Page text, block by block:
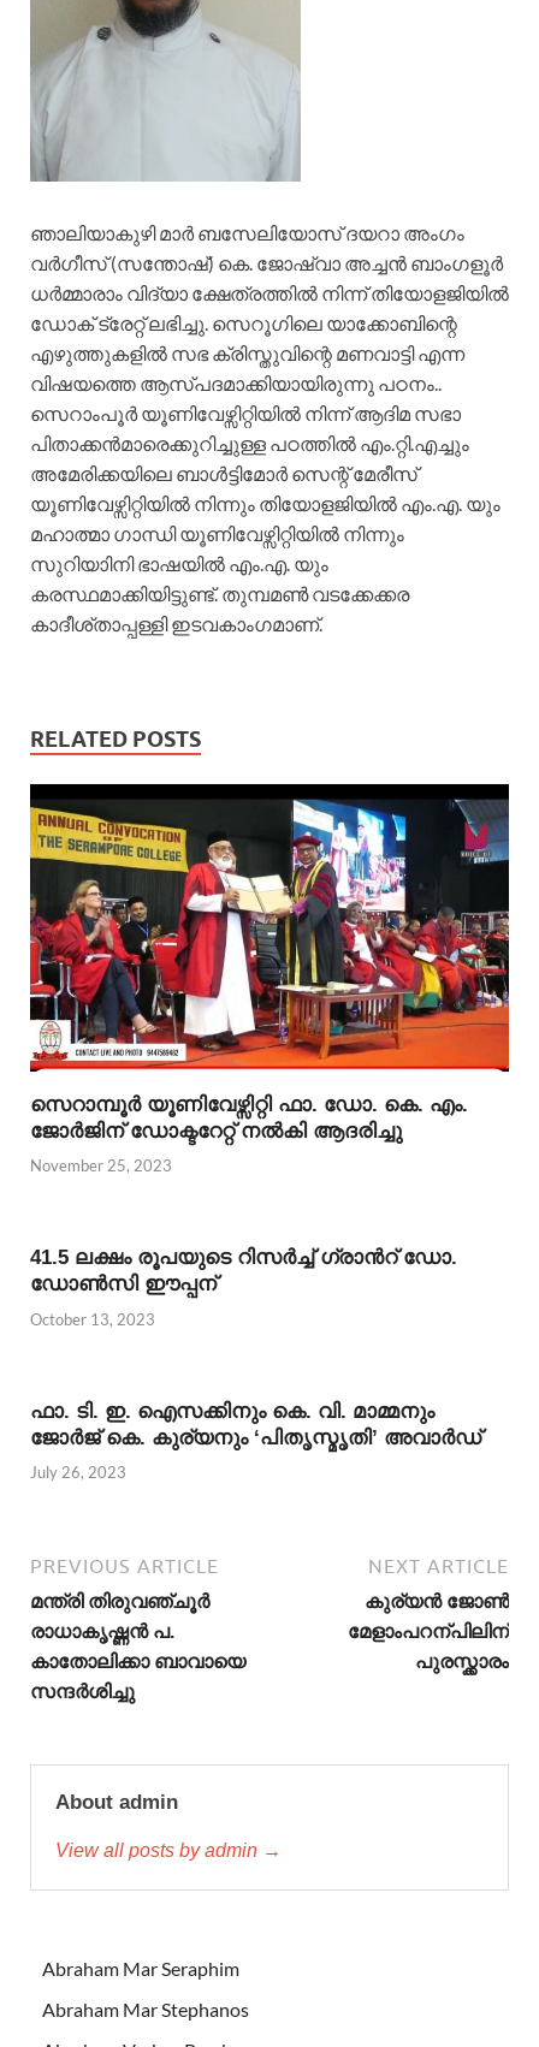
ഞാലിയാകുഴി മാര്‍ ബസേലിയോസ് ദയറാ അംഗം
വര്‍ഗീസ് (സന്തോഷ്) കെ. ജോഷ്വാ അച്ചന്‍ ബാംഗളൂര്‍
ധര്‍മ്മാരാം വിദ്യാ ക്ഷേത്രത്തില്‍ നിന്ന് തിയോളജിയില്‍
ഡോക് ട്രേറ്റ് ലഭിച്ചു. സെറൂഗിലെ യാക്കോബിന്റെ
എഴുത്തുകളില്‍ സഭ ക്രിസ്തുവിന്റെ മണവാട്ടി എന്ന
വിഷയത്തെ ആസ്പദമാക്കിയായിരുന്നു പഠനം..
സെറാംപൂര്‍ യൂണിവേഴ്സിറ്റിയില്‍ നിന്ന് ആദിമ സഭാ
പിതാക്കന്‍മാരെക്കുറിച്ചുള്ള പഠത്തില്‍ എം.റ്റി.എച്ചും
അമേരിക്കയിലെ ബാള്‍ട്ടിമോര്‍ സെന്റ് മേരീസ്
യൂണിവേഴ്സിറ്റിയില്‍ നിന്നും തിയോളജിയില്‍ എം.എ. യും
മഹാത്മാ ഗാന്ധി യൂണിവേഴ്സിറ്റിയില്‍ നിന്നും
സുറിയാിനി ഭാഷയില്‍ എം.എ. യും
കരസ്ഥമാക്കിയിട്ടുണ്ട്. തുമ്പമണ്‍ വടക്കേക്കര
കാദീശ്താപ്പള്ളി ഇടവകാംഗമാണ്.
RELATED POSTS
സെറാമ്പൂര്‍ യൂണിവേഴ്സിറ്റി ഫാ. ഡോ. കെ. എം.
ജോര്‍ജിന് ഡോക്ടറേറ്റ് നല്‍കി ആദരിച്ചു
November 25, 2023
41.5 ലക്ഷം രൂപയുടെ റിസര്‍ച്ച് ഗ്രാന്‍റ് ഡോ.
ഡോണ്‍സി ഈപ്പന്
October 13, 2023
ഫാ. ടി. ഇ. ഐസക്കിനും കെ. വി. മാമ്മനും
ജോര്‍ജ് കെ. കുര്യനും ‘പിതൃസ്മൃതി’ അവാര്‍ഡ്
July 26, 2023
PREVIOUS ARTICLE
മന്ത്രി തിരുവഞ്ചൂര്‍
രാധാകൃഷ്ണന്‍ പ.
കാതോലിക്കാ ബാവായെ
സന്ദര്‍ശിച്ചു
NEXT ARTICLE
കുര്യന്‍ ജോണ്‍
മേളാംപറന്പിലിന്
പുരസ്ക്കാരം
About admin
View all posts by admin →
Abraham Mar Seraphim
Abraham Mar Stephanos